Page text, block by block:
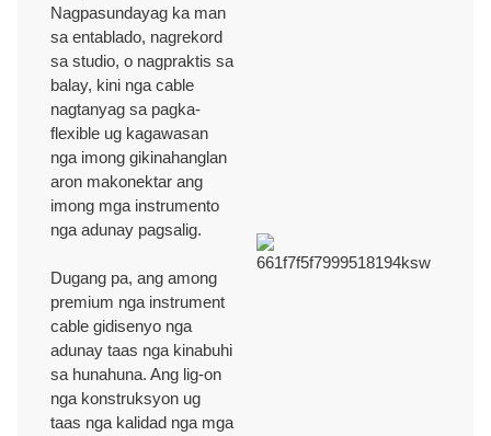
Nagpasundayag ka man
sa entablado, nagrekord
sa studio, o nagpraktis sa
balay, kini nga cable
nagtanyag sa pagka-
flexible ug kagawasan
nga imong gikinahanglan
aron makonektar ang
imong mga instrumento
nga adunay pagsalig.
Dugang pa, ang among
premium nga instrument
cable gidisenyo nga
adunay taas nga kinabuhi
sa hunahuna. Ang lig-on
nga konstruksyon ug
taas nga kalidad nga mga